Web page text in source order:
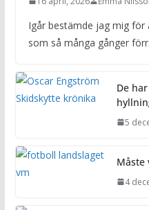
Igår bestämde jag mig för
som så många gånger
De
5
Måste
4